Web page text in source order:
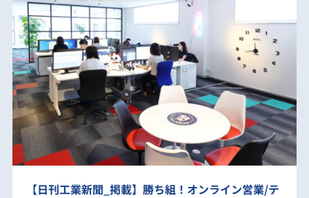
【日刊工業新聞_掲載】勝ち組！オンライン営業/テ